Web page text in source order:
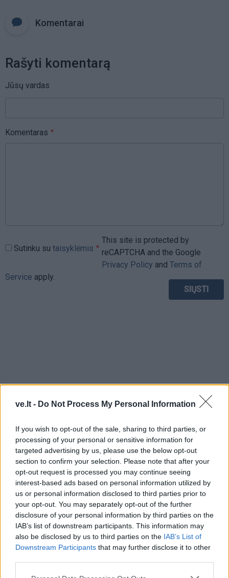
ve.lt - Do Not Process My Personal Information
If you wish to opt-out of the sale, sharing to third parties, or
processing of your personal or sensitive information for
targeted advertising by us, please use the below opt-out
section to confirm your selection. Please note that after your
opt-out request is processed you may continue seeing
interest-based ads based on personal information utilized by
us or personal information disclosed to third parties prior to
your opt-out. You may separately opt-out of the further
disclosure of your personal information by third parties on the
IAB’s list of downstream participants. This information may
also be disclosed by us to third parties on the IAB’s List of
Downstream Participants that may further disclose it to other
Komentarai
Rašyti komentarą
Jūsų vardas
Komentaras
Sutinku su taisyklėmis
This site is protected by
reCAPTCHA and the Google
Privacy Policy and Terms of
Service apply.
TAIP PAT SKAITYKITE